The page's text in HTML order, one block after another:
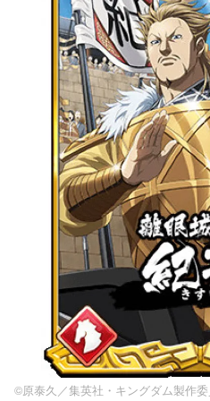
©原泰久／集英社・キングダム製作